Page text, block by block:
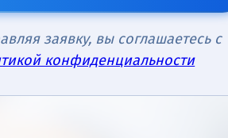
заявку, вы соглашаетесь с
конфиденциальности